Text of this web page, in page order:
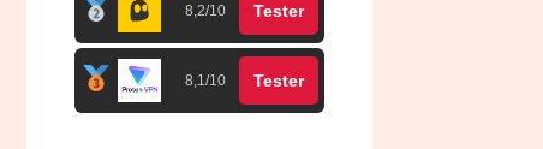
8,2/10 Tester
8,1/10 Tester